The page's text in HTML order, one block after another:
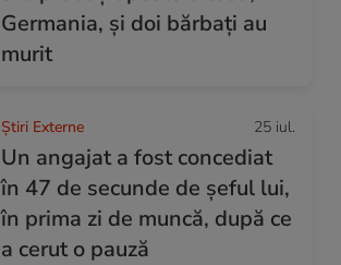
Germania, și doi bărbați au
murit
Știri Externe 25 iul.
Un angajat a fost concediat
în 47 de secunde de șeful lui,
în prima zi de muncă, după ce
a cerut o pauză